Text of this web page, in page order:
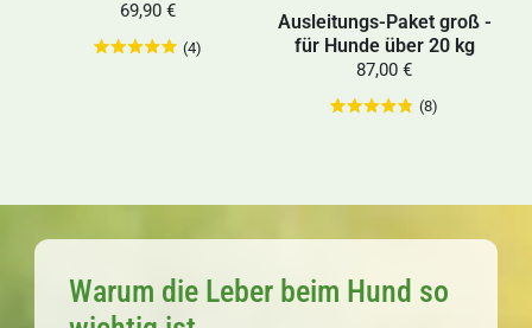
69,90 €
(4)
Ausleitungs-Paket groß -
für Hunde über 20 kg
87,00 €
(8)
Warum die Leber beim Hund so